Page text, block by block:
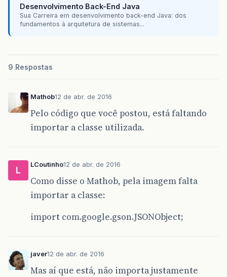
Desenvolvimento Back-End Java
Sua Carreira em desenvolvimento back-end Java: dos
fundamentos à arquitetura de sistemas...
9 Respostas
Mathob12 de abr. de 2016
Pelo código que você postou, está faltando
importar a classe utilizada.
L
LCoutinho12 de abr. de 2016
Como disse o Mathob, pela imagem falta
importar a classe:
import com.google.gson.JSONObject;
javer12 de abr. de 2016
Mas aí que está, não importa justamente